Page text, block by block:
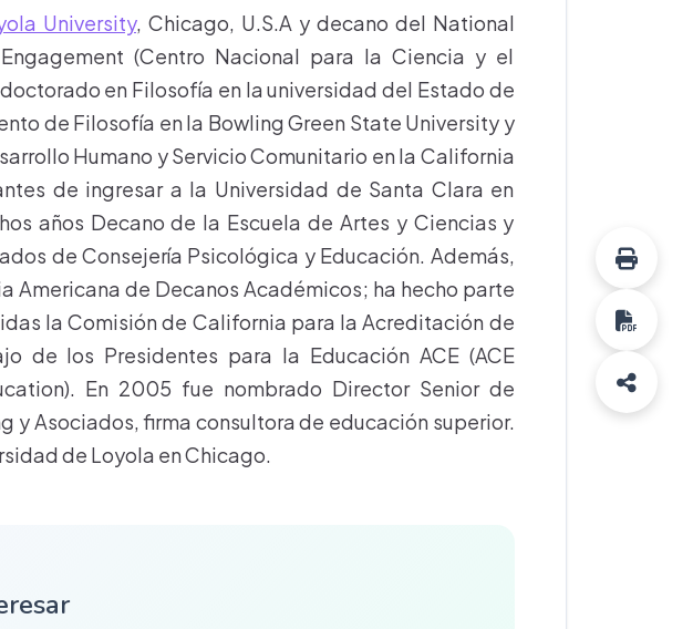
University, Chicago, U.S.A y decano del National
(Centro Nacional para la Ciencia y el
en Filosofía en la universidad del Estado de
de Filosofía en la Bowling Green State University y
Humano y Servicio Comunitario en la California
de ingresar a la Universidad de Santa Clara en
años Decano de la Escuela de Artes y Ciencias y
de Consejería Psicológica y Educación. Además,
Americana de Decanos Académicos; ha hecho parte
la Comisión de California para la Acreditación de
de los Presidentes para la Educación ACE (ACE
En 2005 fue nombrado Director Senior de
y Asociados, firma consultora de educación superior.
de Loyola en Chicago.